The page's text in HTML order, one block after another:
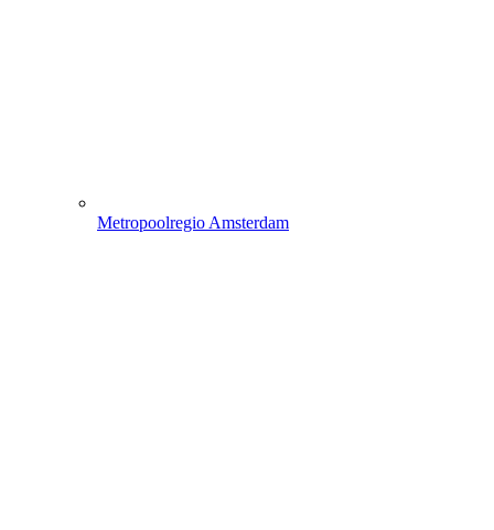
Metropoolregio Amsterdam